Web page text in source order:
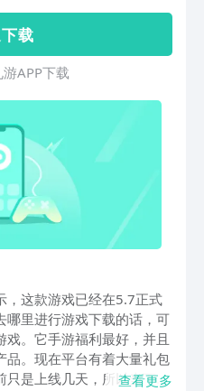
载
APP下载
，这款游戏已经在5.7正式
哪里进行游戏下载的话，可
。它手游福利最好，并且
品。现在平台有着大量礼包
只是上线几天，所以当下的
查看更多